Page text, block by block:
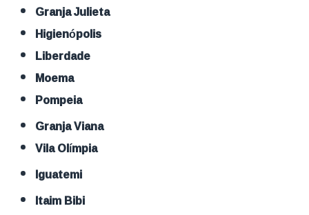
Granja Julieta
Higienópolis
Liberdade
Moema
Pompeia
Granja Viana
Vila Olímpia
Iguatemi
Itaim Bibi